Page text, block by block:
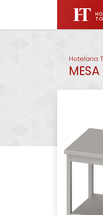
Hotelaria